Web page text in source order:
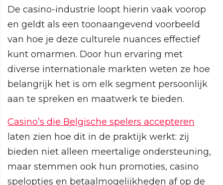
De casino-industrie loopt hierin vaak voorop
en geldt als een toonaangevend voorbeeld
van hoe je deze culturele nuances effectief
kunt omarmen. Door hun ervaring met
diverse internationale markten weten ze hoe
belangrijk het is om elk segment persoonlijk
aan te spreken en maatwerk te bieden.
Casino’s die Belgische spelers accepteren
laten zien hoe dit in de praktijk werkt: zij
bieden niet alleen meertalige ondersteuning,
maar stemmen ook hun promoties, casino
spelopties en betaalmogelijkheden af op de